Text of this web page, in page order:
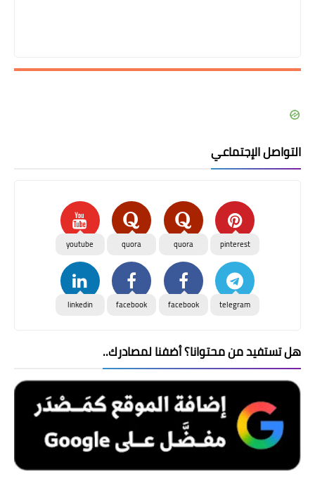
التواصل الإجتماعي
pinterest
quora
quora
youtube
telegram
facebook
facebook
linkedin
هل تستفيد من محتوانا؟ أضفنا لمصادرك..